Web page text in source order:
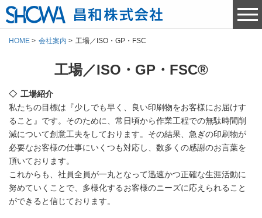
HOME 会社案内 工場／ISO・GP・FSC
工場／ISO・GP・FSC®
工場紹介
私たちの目標は『少しでも早く、良い印刷物をお客様にお届けす
ること』です。そのために、常日頃から作業工程での無駄時間削
減について創意工夫をしております。その結果、急ぎの印刷物が
必要なお客様の仕事にいくつも対応し、数多くの感謝のお言葉を
頂いております。
これからも、社員全員が一丸となって迅速かつ正確な生涯活動に
努めていくことで、多様化するお客様のニーズに応えられること
ができると信じております。